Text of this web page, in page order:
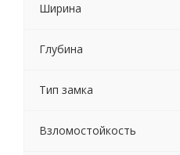
Ширина
Глубина
Тип замка
Взломостойкость